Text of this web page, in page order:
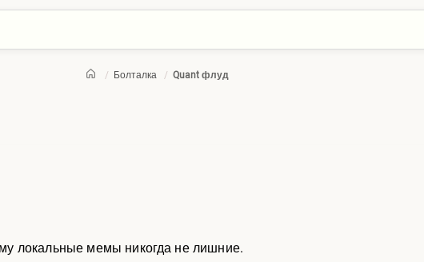
/ Болталка / Quant флуд
локальные мемы никогда не лишние.